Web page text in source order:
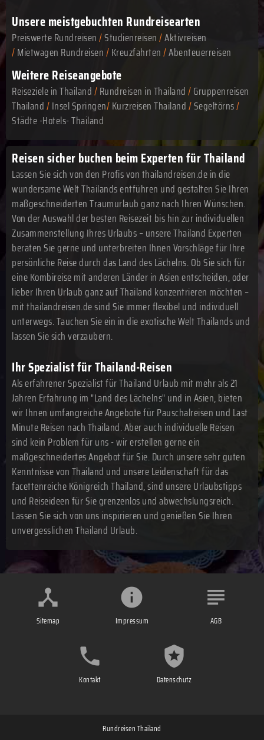
Unsere meistgebuchten Rundreisearten
Preiswerte Rundreisen/Studienreisen/Aktivreisen
/Mietwagen Rundreisen/Kreuzfahrten/Abenteuerreisen
Weitere Reiseangebote
Reiseziele in Thailand/Rundreisen in Thailand/Gruppenreisen
Thailand/Insel Springen/Kurzreisen Thailand/Segeltörns/
Städte -Hotels- Thailand
Reisen sicher buchen beim Experten für Thailand
Lassen Sie sich von den Profis von thailandreisen.de in die
wundersame Welt Thailands entführen und gestalten Sie Ihren
maßgeschneiderten Traumurlaub ganz nach Ihren Wünschen.
Von der Auswahl der besten Reisezeit bis hin zur individuellen
Zusammenstellung Ihres Urlaubs – unsere Thailand Experten
beraten Sie gerne und unterbreiten Ihnen Vorschläge für Ihre
persönliche Reise durch das Land des Lächelns. Ob Sie sich für
eine Kombireise mit anderen Länder in Asien entscheiden, oder
lieber Ihren Urlaub ganz auf Thailand konzentrieren möchten –
mit thailandreisen.de sind Sie immer flexibel und individuell
unterwegs. Tauchen Sie ein in die exotische Welt Thailands und
lassen Sie sich verzaubern.
Ihr Spezialist für Thailand-Reisen
Als erfahrener Spezialist für Thailand Urlaub mit mehr als 21
Jahren Erfahrung im "Land des Lächelns" und in Asien, bieten
wir Ihnen umfangreiche Angebote für Pauschalreisen und Last
Minute Reisen nach Thailand. Aber auch individuelle Reisen
sind kein Problem für uns - wir erstellen gerne ein
maßgeschneidertes Angebot für Sie. Durch unsere sehr guten
Kenntnisse von Thailand und unsere Leidenschaft für das
facettenreiche Königreich Thailand, sind unsere Urlaubstipps
und Reiseideen für Sie grenzenlos und abwechslungsreich.
Lassen Sie sich von uns inspirieren und genießen Sie Ihren
unvergesslichen Thailand Urlaub.
Sitemap Impressum AGB
Kontakt Datenschutz
Rundreisen Thailand